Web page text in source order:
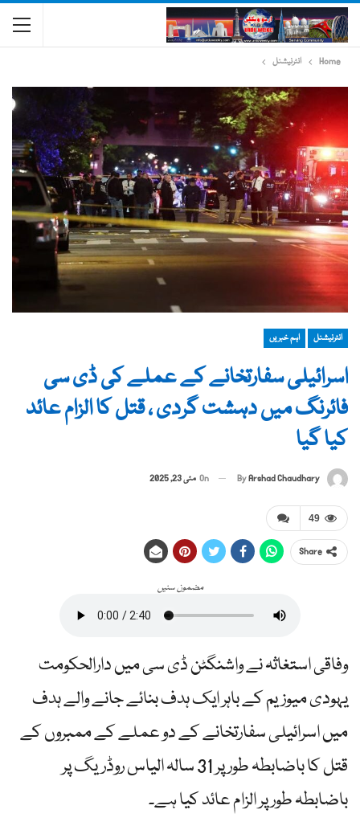
Home انٹرنیشنل
انٹرنیشنل اہم خبریں
اسرائیلی سفارتخانے کے عملے کی ڈی سی
فائرنگ میں دہشت گردی ، قتل کا الزام عائد
کیا گیا
ByArshad Chaudhary
On مئی 23, 2025
49
Share
مضمون سنیں
وفاقی استغاثہ نے واشنگٹن ڈی سی میں دارالحکومت
یہودی میوزیم کے باہر ایک ہدف بنائے جانے والے ہدف
میں اسرائیلی سفارتخانے کے دو عملے کے ممبروں کے
قتل کا باضابطہ طور پر 31 سالہ الیاس روڈریگ پر
باضابطہ طور پر الزام عائد کیا ہے۔